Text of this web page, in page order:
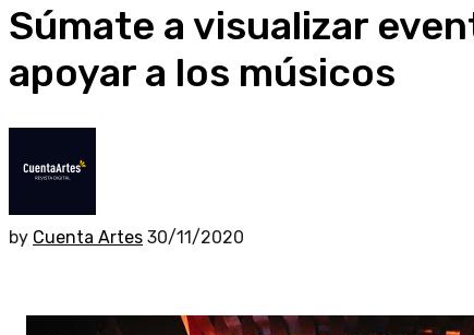
Súmate a visualizar
apoyar a los músicos
by Cuenta Artes 30/11/2020